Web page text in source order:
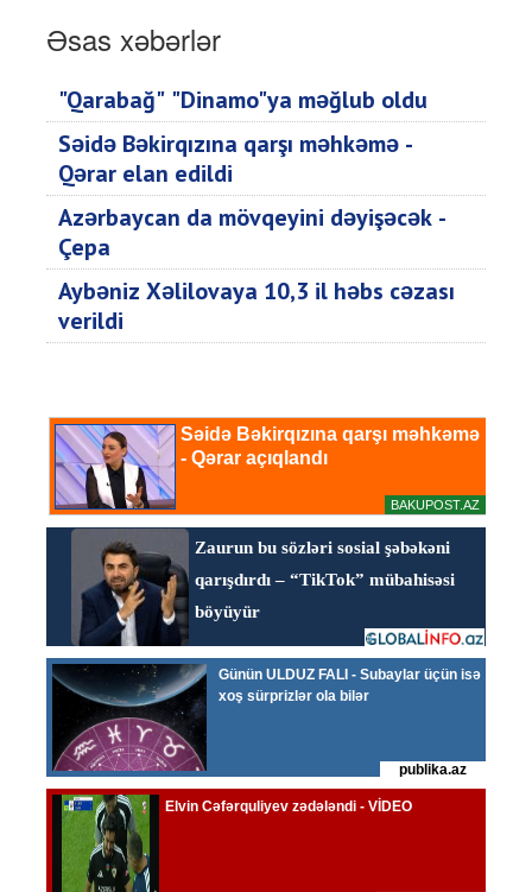
Əsas xəbərlər
"Qarabağ" "Dinamo"ya məğlub oldu
Səidə Bəkirqızına qarşı məhkəmə -
Qərar elan edildi
Azərbaycan da mövqeyini dəyişəcək -
Çepa
Aybəniz Xəlilovaya 10,3 il həbs cəzası
verildi